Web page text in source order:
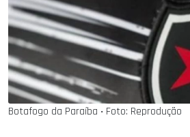
Botafogo da Paraíba ‧ Foto: Reprodução